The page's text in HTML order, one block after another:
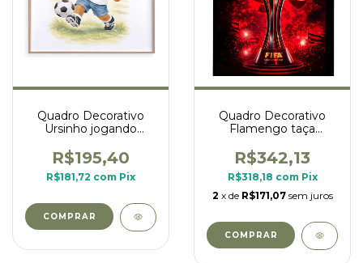
Quadro Decorativo
Ursinho jogando
ursinhos na fazenda
R$195,40
R$181,72 com Pix
COMPRAR
Quadro Decorativo
Flamengo taça
R$342,13
R$318,18 com Pix
2 x de R$171,07 sem juros
COMPRAR